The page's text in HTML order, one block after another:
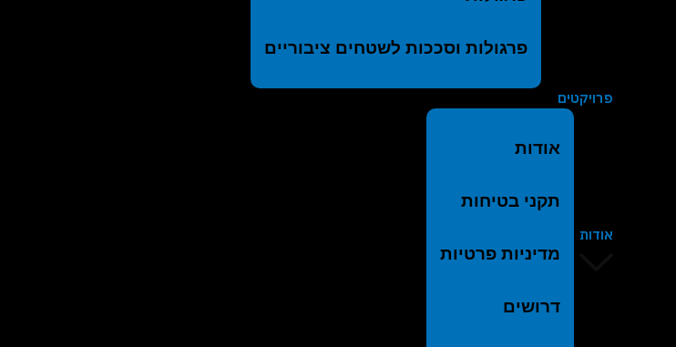
פרגולות וסככות לשטחים ציבוריים
פרויקטים
אודות
אודות
תקני בטיחות
מדיניות פרטיות
דרושים